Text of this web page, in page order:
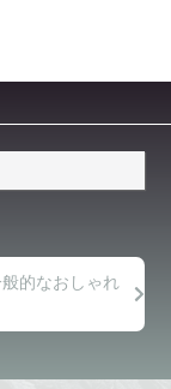
的なおしゃれ